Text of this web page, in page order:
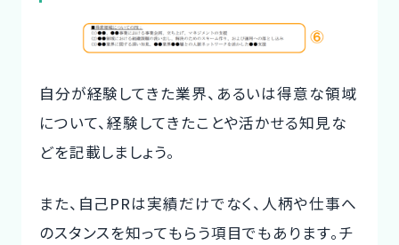
自分が経験してきた業界、あるいは得意な領域
について、経験してきたことや活かせる知見な
どを記載しましょう。
また、自己PRは実績だけでなく、人柄や仕事へ
のスタンスを知ってもらう項目でもあります。チ